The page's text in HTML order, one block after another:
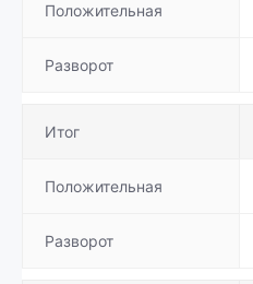
Положительная
Разворот
Итог
Положительная
Разворот